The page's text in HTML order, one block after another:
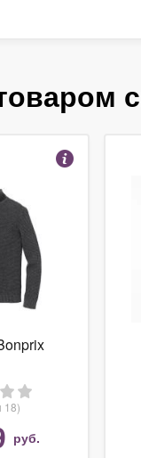
18)
руб.